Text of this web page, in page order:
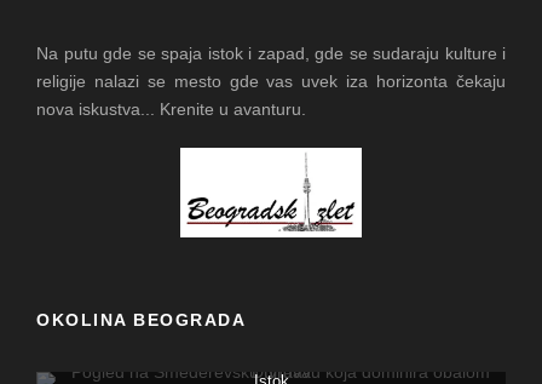
Na putu gde se spaja istok i zapad, gde se sudaraju kulture i
religije nalazi se mesto gde vas uvek iza horizonta čekaju
nova iskustva... Krenite u avanturu.
OKOLINA BEOGRADA